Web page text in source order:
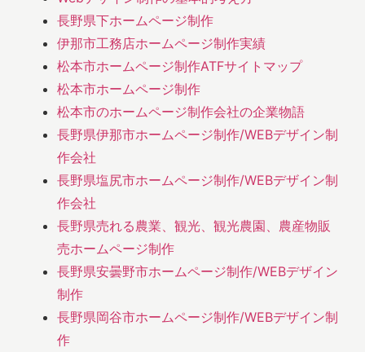
長野県下ホームページ制作
伊那市工務店ホームページ制作実績
松本市ホームページ制作ATFサイトマップ
松本市ホームページ制作
松本市のホームページ制作会社の企業物語
長野県伊那市ホームページ制作/WEBデザイン制
作会社
長野県塩尻市ホームページ制作/WEBデザイン制
作会社
長野県売れる農業、観光、観光農園、農産物販
売ホームページ制作
長野県安曇野市ホームページ制作/WEBデザイン
制作
長野県岡谷市ホームページ制作/WEBデザイン制
作